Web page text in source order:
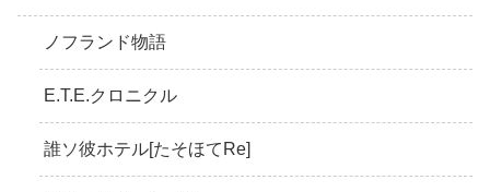
ノフランド物語
E.T.E.クロニクル
誰ソ彼ホテル[たそほてRe]